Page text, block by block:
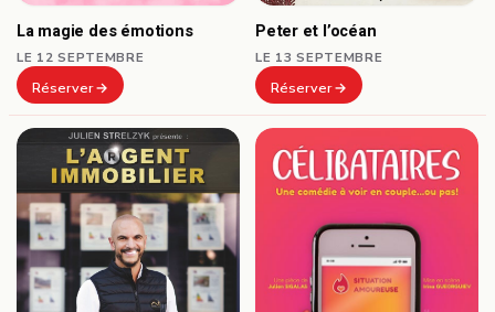
La magie des émotions
LE 12 SEPTEMBRE
Réserver
Peter et l’océan
LE 13 SEPTEMBRE
Réserver